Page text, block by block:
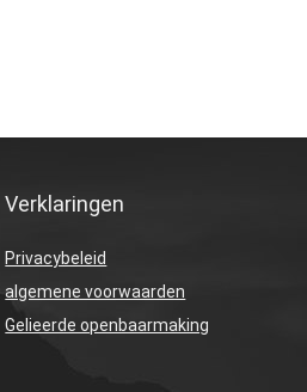
Verklaringen
Privacybeleid
algemene voorwaarden
Gelieerde openbaarmaking